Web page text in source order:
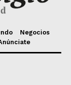
Negocios